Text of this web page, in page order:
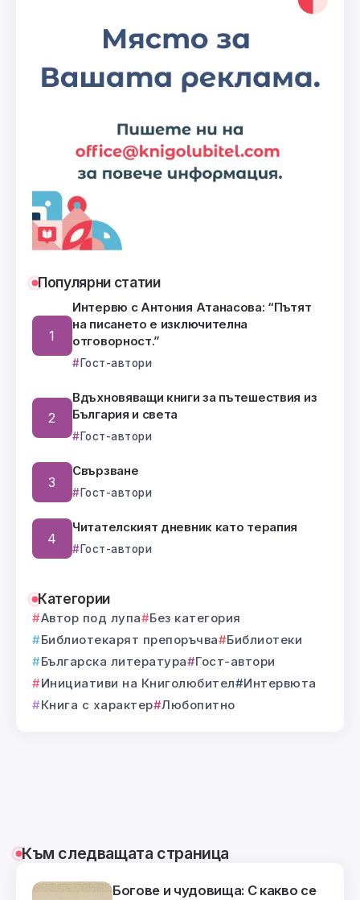
Популярни статии
Интервю с Антония Атанасова: “Пътят
на писането е изключителна
отговорност.”
Гост-автори
Вдъхновяващи книги за пътешествия из
България и света
Гост-автори
Свързване
Гост-автори
Читателският дневник като терапия
Гост-автори
Категории
Автор под лупа
Без категория
Библиотекарят препоръчва
Библиотеки
Българска литература
Гост-автори
Инициативи на Книголюбител
Интервюта
Книга с характер Любопитно
Към следващата страница
Богове и чудовища: С какво се